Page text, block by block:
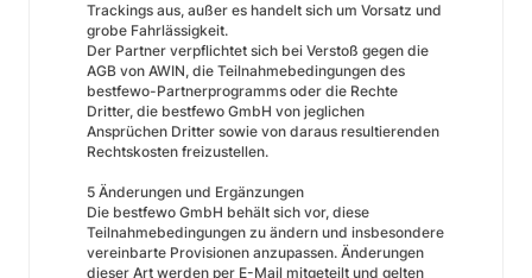
Trackings aus, außer es handelt sich um Vorsatz und
grobe Fahrlässigkeit.
Der Partner verpflichtet sich bei Verstoß gegen die
AGB von AWIN, die Teilnahmebedingungen des
bestfewo-Partnerprogramms oder die Rechte
Dritter, die bestfewo GmbH von jeglichen
Ansprüchen Dritter sowie von daraus resultierenden
Rechtskosten freizustellen.
5 Änderungen und Ergänzungen
Die bestfewo GmbH behält sich vor, diese
Teilnahmebedingungen zu ändern und insbesondere
vereinbarte Provisionen anzupassen. Änderungen
dieser Art werden per E-Mail mitgeteilt und gelten